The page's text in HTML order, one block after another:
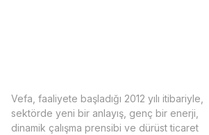
Vefa, faaliyete başladığı 2012 yılı itibariyle,
sektörde yeni bir anlayış, genç bir enerji,
dinamik çalışma prensibi ve dürüst ticaret